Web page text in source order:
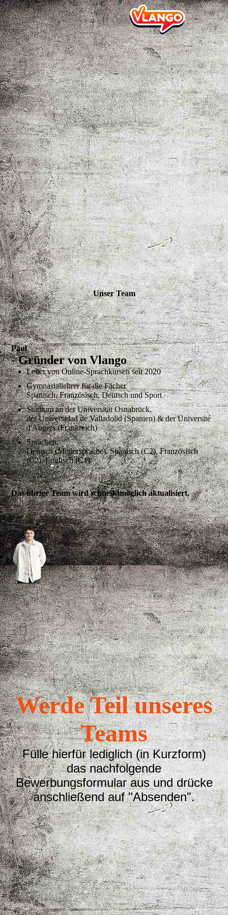
Unser Team
Paul
- Gründer von Vlango
Leiter von Online-Sprachkursen seit 2020
Gymnasiallehrer für die Fächer
Spanisch, Französisch, Deutsch und Sport
Studium an der Universität Osnabrück,
der Universidad de Valladolid (Spanien) & der Université
d'Angers (Frankreich)
Sprachen:
Deutsch (Muttersprache), Spanisch (C2), Französisch
(C2), Englisch (C1)
Das übrige Team wird schnellstmöglich aktualisiert.
Werde Teil unseres
Teams
Fülle hierfür lediglich (in Kurzform)
das nachfolgende
Bewerbungsformular aus und drücke
anschließend auf "Absenden".